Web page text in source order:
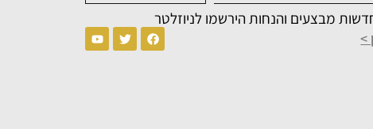
מבצעים והנחות הירשמו לניוזלטר
>